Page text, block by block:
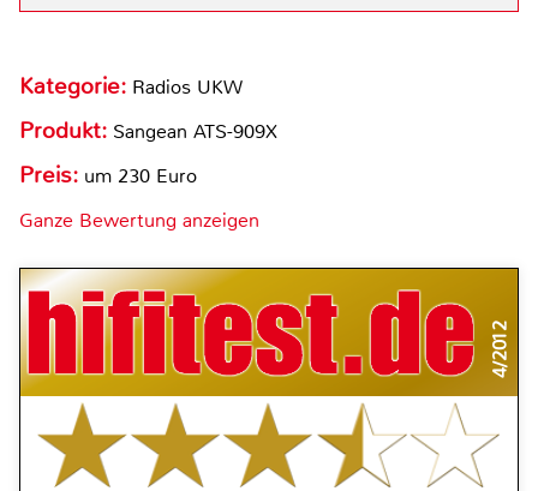
Kategorie: Radios UKW
Produkt: Sangean ATS-909X
Preis: um 230 Euro
Ganze Bewertung anzeigen
4/2012